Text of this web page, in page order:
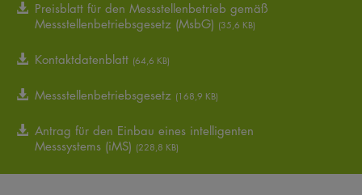
Preisblatt für den Messstellenbetrieb gemäß
Messstellenbetriebsgesetz (MsbG) (35,6 KB)
Kontaktdatenblatt (64,6 KB)
Messstellenbetriebsgesetz (168,9 KB)
Antrag für den Einbau eines intelligenten
Messsystems (iMS) (228,8 KB)